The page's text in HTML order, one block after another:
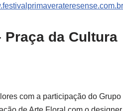
Praça da Cultura
com a participação do